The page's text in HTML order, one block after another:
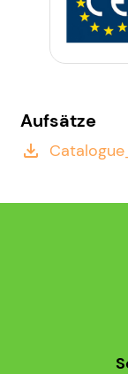
Aufsätze
file_download